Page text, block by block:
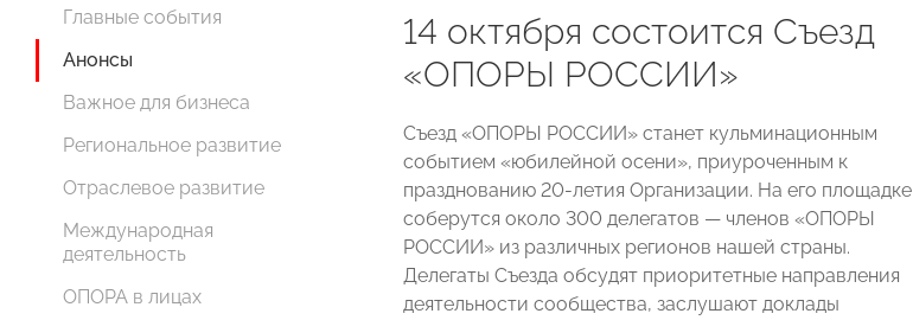
Главные события
Анонсы
Важное для бизнеса
Региональное развитие
Отраслевое развитие
Международная
деятельность
ОПОРА в лицах
14 октября состоится Съезд
«ОПОРЫ РОССИИ»
Съезд «ОПОРЫ РОССИИ» станет кульминационным
событием «юбилейной осени», приуроченным к
празднованию 20-летия Организации. На его площадке
соберутся около 300 делегатов — членов «ОПОРЫ
РОССИИ» из различных регионов нашей страны.
Делегаты Съезда обсудят приоритетные направления
деятельности сообщества, заслушают доклады